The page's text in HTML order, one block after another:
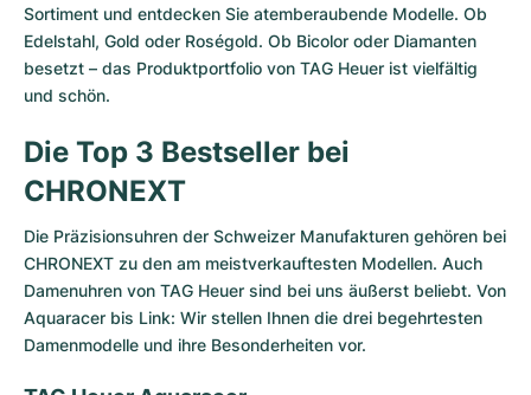
Sortiment und entdecken Sie atemberaubende Modelle. Ob
Edelstahl, Gold oder Roségold. Ob Bicolor oder Diamanten
besetzt – das Produktportfolio von TAG Heuer ist vielfältig
und schön.
Die Top 3 Bestseller bei
CHRONEXT
Die Präzisionsuhren der Schweizer Manufakturen gehören bei
CHRONEXT zu den am meistverkauftesten Modellen. Auch
Damenuhren von TAG Heuer sind bei uns äußerst beliebt. Von
Aquaracer bis Link: Wir stellen Ihnen die drei begehrtesten
Damenmodelle und ihre Besonderheiten vor.